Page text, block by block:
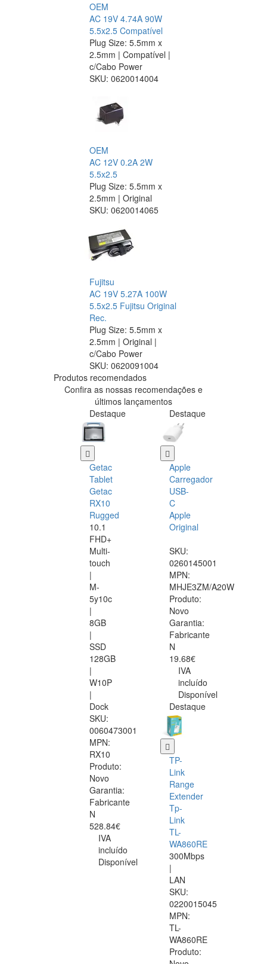
OEM
AC 19V 4.74A 90W
5.5x2.5 Compatível
Plug Size: 5.5mm x
2.5mm | Compatível |
c/Cabo Power
SKU: 0620014004
OEM
AC 12V 0.2A 2W
5.5x2.5
Plug Size: 5.5mm x
2.5mm | Original
SKU: 0620014065
Fujitsu
AC 19V 5.27A 100W
5.5x2.5 Fujitsu Original
Rec.
Plug Size: 5.5mm x
2.5mm | Original |
c/Cabo Power
SKU: 0620091004
Produtos recomendados
Confira as nossas recomendações e
últimos lançamentos
Destaque
Getac
Tablet
Getac
RX10
Rugged
10.1
FHD+
Multi-
touch
|
M-
5y10c
|
8GB
|
SSD
128GB
|
W10P
|
Dock
SKU:
0060473001
MPN:
RX10
Produto:
Novo
Garantia:
Fabricante
N
528.84€
IVA
incluído
Disponível
Destaque
Apple
Carregador
USB-
C
Apple
Original
SKU:
0260145001
MPN:
MHJE3ZM/A20W
Produto:
Novo
Garantia:
Fabricante
N
19.68€
IVA
incluído
Disponível
Destaque
TP-
Link
Range
Extender
Tp-
Link
TL-
WA860RE
300Mbps
|
LAN
SKU:
0220015045
MPN:
TL-
WA860RE
Produto: